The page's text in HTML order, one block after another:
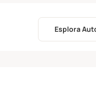
Esplora